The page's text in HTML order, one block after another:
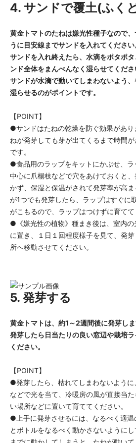
4. サンドで覆土(ふく
黄金トマトのたねは嫌光性種子なので
うに目安線までサンドを入れてください
サンドを入れ終えたら、水滴をポタポ
ンド全体をまんべんなく湿らせてくださ
サンドが水滴で動いてしまわないよう
湿らせるのがポイントです。
【POINT】
●サンドはたねの乾燥を防ぐ効果があり
ねが発芽しても芽が出てくるまで時間
です。
●食品用のラップをキットにかぶせ、ラ
中心に爪楊枝などで穴をあけておくと
かず、保湿と保温がされて発芽率が高
が1つでも発芽したら、ラップはすぐに
がこもるので、ラップはつけずに育てて
●《嫌光性の植物》種まき後は、室内
に置き、１日１回程度様子を見て、発
所へ移動させてください。
5. 発芽する
黄金トマトは、約1～2週間後に発芽しま
発芽したら日当たりの良い窓辺や栽培
ください。
【POINT】
●発芽したら、枯れてしまわないように
などで光を当て、冷暖房の風が直接当
い場所などに置いて育ててください。
●上手に発芽させるには、なるべく適温
とボトルをなるべく動かさないように